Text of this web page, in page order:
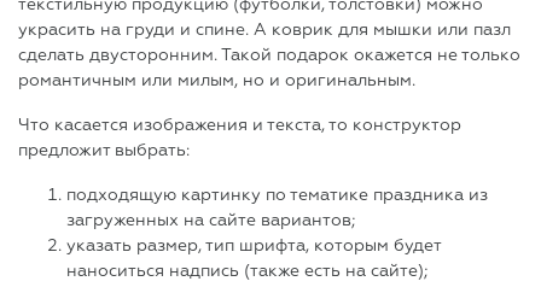
текстильную продукцию (футболки, толстовки) можно
украсить на груди и спине. А коврик для мышки или пазл
сделать двусторонним. Такой подарок окажется не только
романтичным или милым, но и оригинальным.
Что касается изображения и текста, то конструктор
предложит выбрать:
подходящую картинку по тематике праздника из
загруженных на сайте вариантов;
указать размер, тип шрифта, которым будет
наноситься надпись (также есть на сайте);